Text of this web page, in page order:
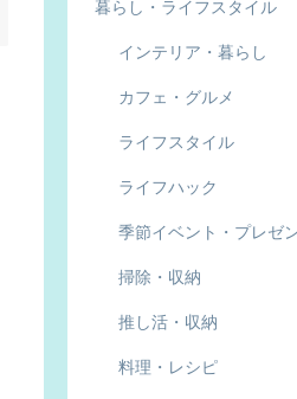
暮らし・ライフスタイル
インテリア・暮らし
カフェ・グルメ
ライフスタイル
ライフハック
季節イベント・プレゼ
掃除・収納
推し活・収納
料理・レシピ